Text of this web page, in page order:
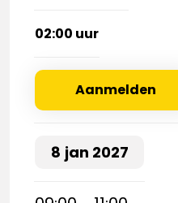
02:00 uur
Aanmelden
8 jan 2027